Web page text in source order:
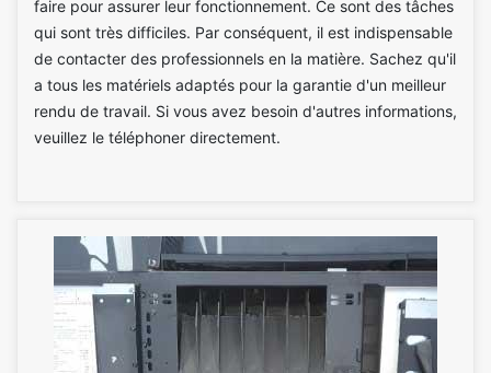
faire pour assurer leur fonctionnement. Ce sont des tâches
qui sont très difficiles. Par conséquent, il est indispensable
de contacter des professionnels en la matière. Sachez qu'il
a tous les matériels adaptés pour la garantie d'un meilleur
rendu de travail. Si vous avez besoin d'autres informations,
veuillez le téléphoner directement.